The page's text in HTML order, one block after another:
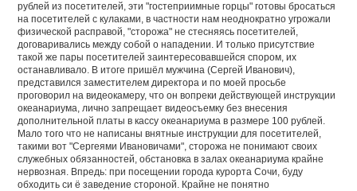
рублей из посетителей, эти "гостеприимные горцы" готовы бросаться
на посетителей с кулаками, в частности нам неоднократно угрожали
физической расправой, "сторожа" не стесняясь посетителей,
договаривались между собой о нападении. И только присутствие
такой же пары посетителей заинтересовавшейся спором, их
останавливало. В итоге пришёл мужчина (Сергей Иванович),
представился заместителем директора и по моей просьбе
проговорил на видеокамеру, что он вопреки действующей инструкции
океанариума, лично запрещает видеосъемку без внесения
дополнительной платы в кассу океанариума в размере 100 рублей.
Мало того что не написаны внятные инструкции для посетителей,
такими вот "Сергеями Ивановичами", сторожа не понимают своих
служебных обязанностей, обстановка в залах океанариума крайне
нервозная. Впредь: при посещении города курорта Сочи, буду
обходить си ё заведение стороной. Крайне не понятно